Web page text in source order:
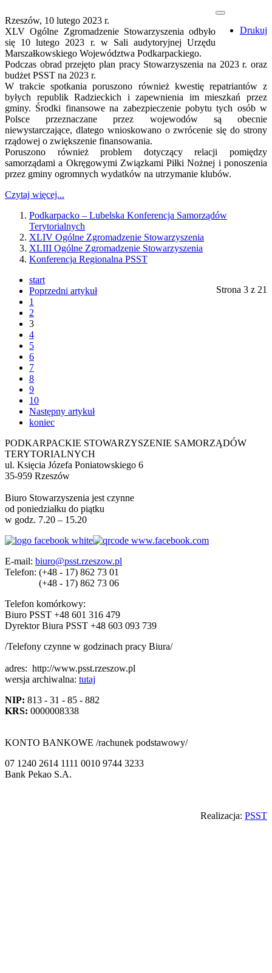
Drukuj
Rzeszów, 10 lutego 2023 r.
XLV Ogólne Zgromadzenie Stowarzyszenia odbyło
się 10 lutego 2023 r. w Sali audytoryjnej Urzędu
Marszałkowskiego Województwa Podkarpackiego.
Podczas obrad przejęto plan pracy Stowarzyszenia na 2023 r. oraz
budżet PSST na 2023 r.
W trakcie spotkania poruszono również kwestię repatriantów z
byłych republik Radzieckich i zapewnienia im mieszkań przez
gminy. Środki finansowe na zabezpieczenie pobytu tych osób w
Polsce przeznaczane przez wojewodów są obecnie
niewystarczające, dlatego wnioskowano o zwrócenie się do strony
rządowej o zwiększenie finansowania.
Poruszono również problem dotyczący relacji pomiędzy
samorządami a Okręgowymi Związkami Piłki Nożnej i ponoszenia
przez gminy ogromnych wydatków na utrzymanie klubów.
Czytaj więcej...
Podkarpacko – Lubelska Konferencja Samorządów
Terytorialnych
XLIV Ogólne Zgromadzenie Stowarzyszenia
XLIII Ogólne Zgromadzenie Stowarzyszenia
Konferencja Regionalna PSST
Strona 3 z 21
start
Poprzedni artykuł
1
2
3
4
5
6
7
8
9
10
Następny artykuł
koniec
PODKARPACKIE STOWARZYSZENIE SAMORZĄDÓW
TERYTORIALNYCH
ul. Księcia Józefa Poniatowskiego 6
35-959 Rzeszów
Biuro Stowarzyszenia jest czynne
od poniedziałku do piątku
w godz. 7.20 – 15.20
E-mail: biuro@psst.rzeszow.pl
Telefon: (+48 - 17) 862 73 01
(+48 - 17) 862 73 06
Telefon komórkowy:
Biuro PSST +48 601 316 479
Dyrektor Biura PSST +48 603 093 739
/Telefony czynne w godzinach pracy Biura/
adres: http://www.psst.rzeszow.pl
wersja archiwalna: tutaj
NIP: 813 - 31 - 85 - 882
KRS: 0000008338
KONTO BANKOWE /rachunek podstawowy/
07 1240 2614 1111 0010 9744 3233
Bank Pekao S.A.
Realizacja: PSST